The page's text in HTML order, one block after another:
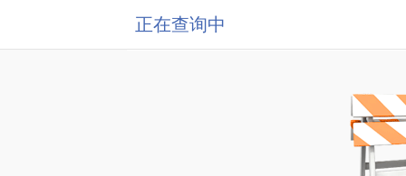
正在查询中